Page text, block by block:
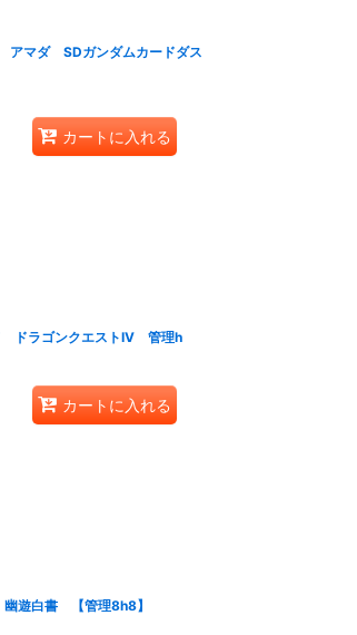
アマダ SDガンダムカードダス
カートに入れる
ドラゴンクエストIV 管理h
カートに入れる
遊白書 【管理8h8】